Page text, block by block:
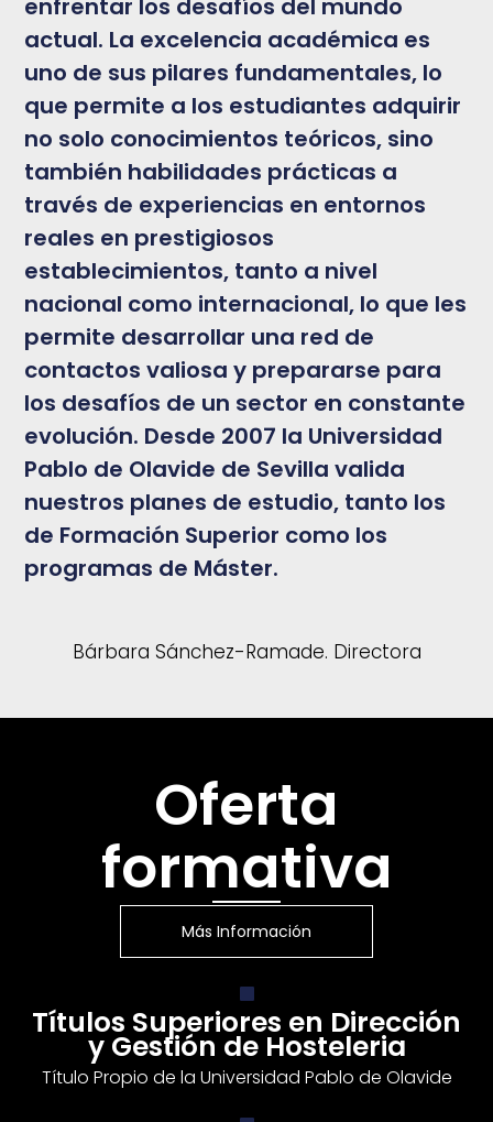
Bárbara Sánchez-Ramade. Directora
enfrentar los desafíos del mundo
actual. La excelencia académica es
uno de sus pilares fundamentales, lo
que permite a los estudiantes adquirir
no solo conocimientos teóricos, sino
también habilidades prácticas a
través de experiencias en entornos
reales en prestigiosos
establecimientos, tanto a nivel
nacional como internacional, lo que les
permite desarrollar una red de
contactos valiosa y prepararse para
los desafíos de un sector en constante
evolución. Desde 2007 la Universidad
Pablo de Olavide de Sevilla valida
nuestros planes de estudio, tanto los
de Formación Superior como los
programas de Máster.
Oferta
formativa
Más Información
Títulos Superiores en Dirección
y Gestión de Hosteleria
Título Propio de la Universidad Pablo de Olavide